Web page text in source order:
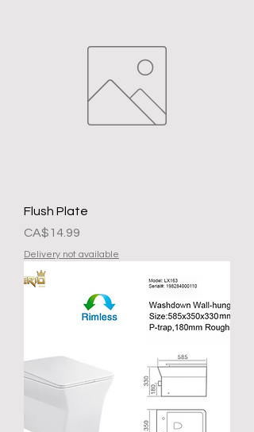
Flush Plate
Presyo
CA$14.99
Delivery not available